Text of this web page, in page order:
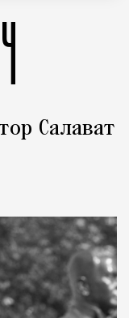
Салават